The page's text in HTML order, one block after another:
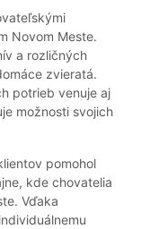
Novom Meste.
a rozličných
zvieratá.
potrieb venuje aj
možnosti svojich
pomohol
kde chovatelia
Vďaka